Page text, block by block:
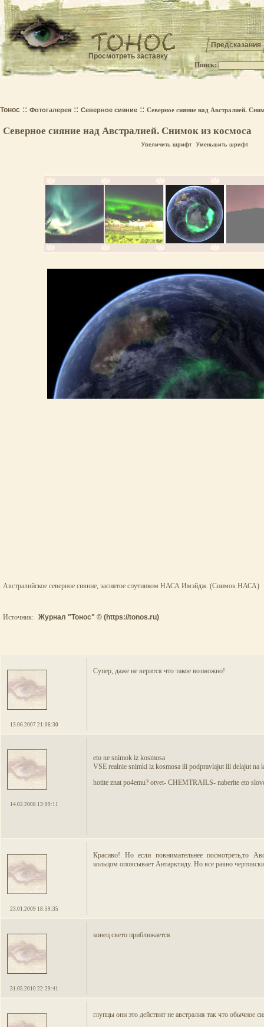
Предсказания
Поиск:
Тонос :: Фотогалерея :: Северное сияние :: Северное сияние над Австралией.
Северное сияние над Австралией. Снимок из космоса
Увеличить шрифт Уменьшить шрифт
Австралийское северное сияние, заснятое спутником НАСА Имэйдж. (Снимок НАСА)
Источник: Журнал "Тонос" © (https://tonos.ru)
13.06.2007 21:06:30
Супер, даже не верится что такое возможно!
14.02.2008 13:09:11
eto ne snimok iz kosmosa
VSE realnie snimki iz kosmosa ili podpravlajut ili delajut na
hotite znat po4emu? otvet- CHEMTRAILS- naberite eto
23.01.2009 18:59:35
Красиво! Но если повнимательнее посмотреть,то
кольцом опоясывает Антарктиду. Но все равно
31.05.2010 22:29:41
конец свето приближается
глупцы они это действит не австралия так что обычное
Просмотреть заставку